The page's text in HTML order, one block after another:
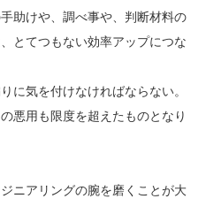
助けや、調べ事や、判断材料の
とてつもない効率アップにつな
に気を付けなければならない。
悪用も限度を超えたものとなり
ニアリングの腕を磨くことが大